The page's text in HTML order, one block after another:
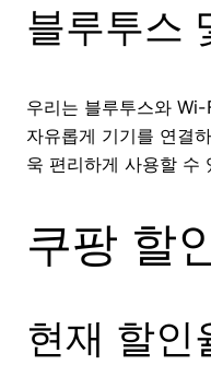
블루투스
우리는 블루투스와
자유롭게 기기를 연결
욱 편리하게 사용할 수
쿠팡 할
현재 할인